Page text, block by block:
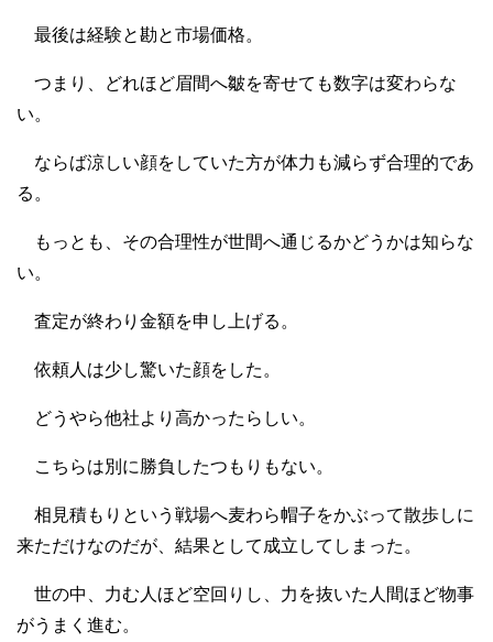
最後は経験と勘と市場価格。
つまり、どれほど眉間へ皺を寄せても数字は変わらな
い。
ならば涼しい顔をしていた方が体力も減らず合理的であ
る。
もっとも、その合理性が世間へ通じるかどうかは知らな
い。
査定が終わり金額を申し上げる。
依頼人は少し驚いた顔をした。
どうやら他社より高かったらしい。
こちらは別に勝負したつもりもない。
相見積もりという戦場へ麦わら帽子をかぶって散歩しに
来ただけなのだが、結果として成立してしまった。
世の中、力む人ほど空回りし、力を抜いた人間ほど物事
がうまく進む。